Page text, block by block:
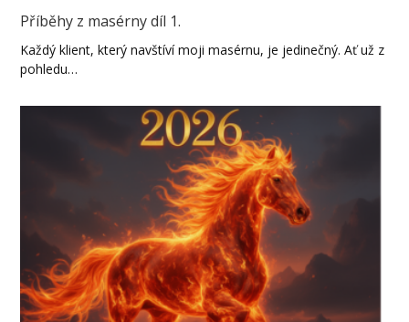
Příběhy z masérny díl 1.
Každý klient, který navštíví moji masérnu, je jedinečný. Ať už z
pohledu…